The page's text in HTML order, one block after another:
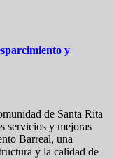
y
de Santa Rita
servicios y mejoras
Barreal, una
y la calidad de